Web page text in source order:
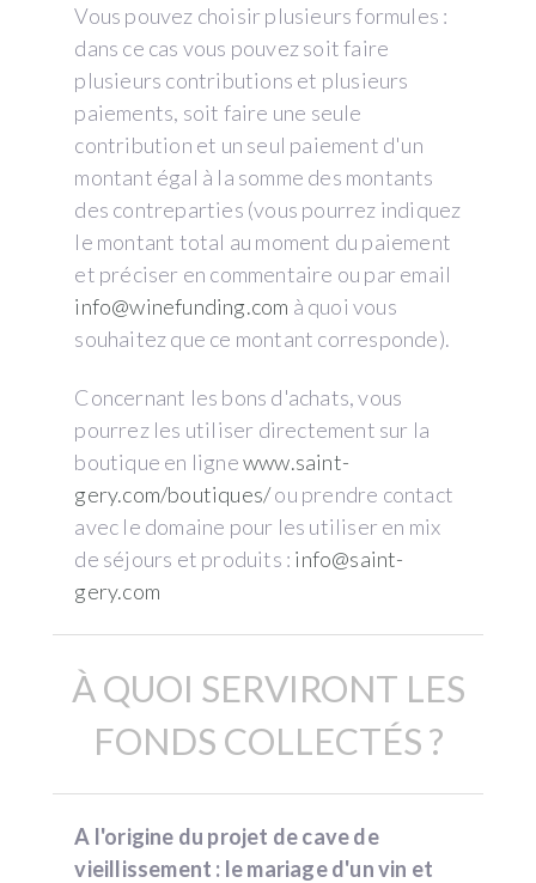
Vous pouvez choisir plusieurs formules :
dans ce cas vous pouvez soit faire
plusieurs contributions et plusieurs
paiements, soit faire une seule
contribution et un seul paiement d'un
montant égal à la somme des montants
des contreparties (vous pourrez indiquez
le montant total au moment du paiement
et préciser en commentaire ou par email
info@winefunding.com à quoi vous
souhaitez que ce montant corresponde).
Concernant les bons d'achats, vous
pourrez les utiliser directement sur la
boutique en lignewww.saint-
gery.com/boutiques/ou prendre contact
avec le domaine pour les utiliser en mix
de séjours et produits : info@saint-
gery.com
À QUOI SERVIRONT LES
FONDS COLLECTÉS ?
A l'origine du projet de cave de
vieillissement : le mariage d'un vin et